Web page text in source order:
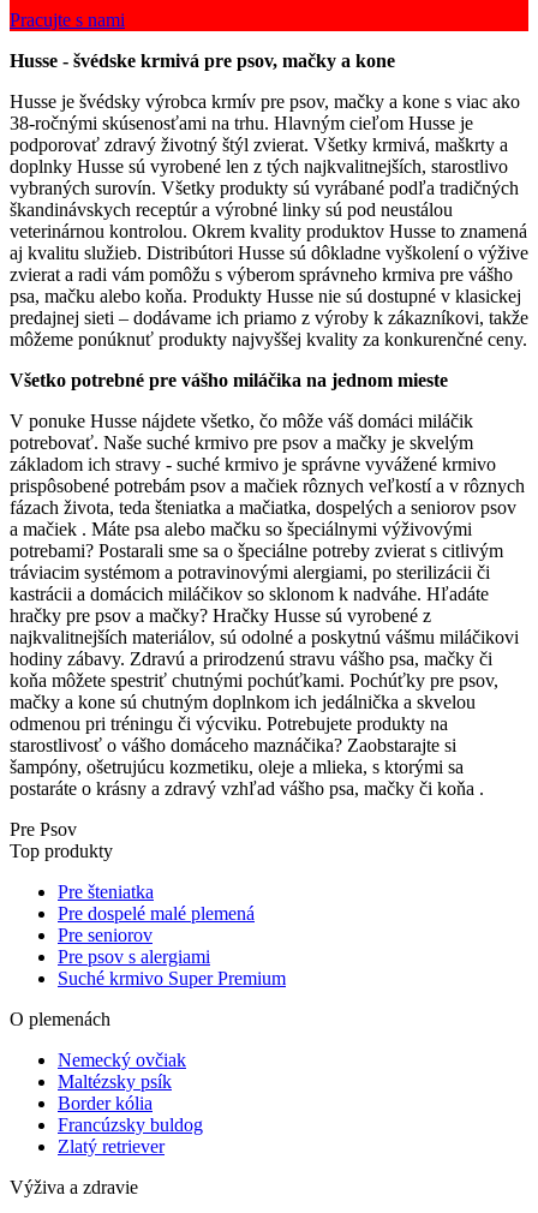
Pracujte s nami
Husse - švédske krmivá pre psov, mačky a kone
Husse je švédsky výrobca krmív pre psov, mačky a kone s viac ako
38-ročnými skúsenosťami na trhu. Hlavným cieľom Husse je
podporovať zdravý životný štýl zvierat. Všetky krmivá, maškrty a
doplnky Husse sú vyrobené len z tých najkvalitnejších, starostlivo
vybraných surovín. Všetky produkty sú vyrábané podľa tradičných
škandinávskych receptúr a výrobné linky sú pod neustálou
veterinárnou kontrolou. Okrem kvality produktov Husse to znamená
aj kvalitu služieb. Distribútori Husse sú dôkladne vyškolení o výžive
zvierat a radi vám pomôžu s výberom správneho krmiva pre vášho
psa, mačku alebo koňa. Produkty Husse nie sú dostupné v klasickej
predajnej sieti – dodávame ich priamo z výroby k zákazníkovi, takže
môžeme ponúknuť produkty najvyššej kvality za konkurenčné ceny.
Všetko potrebné pre vášho miláčika na jednom mieste
V ponuke Husse nájdete všetko, čo môže váš domáci miláčik
potrebovať. Naše suché krmivo pre psov a mačky je skvelým
základom ich stravy - suché krmivo je správne vyvážené krmivo
prispôsobené potrebám psov a mačiek rôznych veľkostí a v rôznych
fázach života, teda šteniatka a mačiatka, dospelých a seniorov psov
a mačiek . Máte psa alebo mačku so špeciálnymi výživovými
potrebami? Postarali sme sa o špeciálne potreby zvierat s citlivým
tráviacim systémom a potravinovými alergiami, po sterilizácii či
kastrácii a domácich miláčikov so sklonom k nadváhe. Hľadáte
hračky pre psov a mačky? Hračky Husse sú vyrobené z
najkvalitnejších materiálov, sú odolné a poskytnú vášmu miláčikovi
hodiny zábavy. Zdravú a prirodzenú stravu vášho psa, mačky či
koňa môžete spestriť chutnými pochúťkami. Pochúťky pre psov,
mačky a kone sú chutným doplnkom ich jedálnička a skvelou
odmenou pri tréningu či výcviku. Potrebujete produkty na
starostlivosť o vášho domáceho maznáčika? Zaobstarajte si
šampóny, ošetrujúcu kozmetiku, oleje a mlieka, s ktorými sa
postaráte o krásny a zdravý vzhľad vášho psa, mačky či koňa .
Pre Psov
Top produkty
Pre šteniatka
Pre dospelé malé plemená
Pre seniorov
Pre psov s alergiami
Suché krmivo Super Premium
O plemenách
Nemecký ovčiak
Maltézsky psík
Border kólia
Francúzsky buldog
Zlatý retriever
Výživa a zdravie